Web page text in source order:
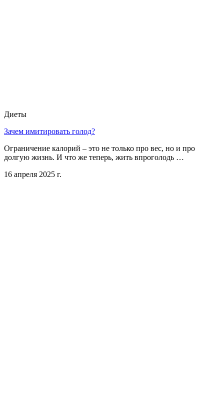
Диеты
Зачем имитировать голод?
Ограничение калорий – это не только про вес, но и про
долгую жизнь. И что же теперь, жить впроголодь …
16 апреля 2025 г.